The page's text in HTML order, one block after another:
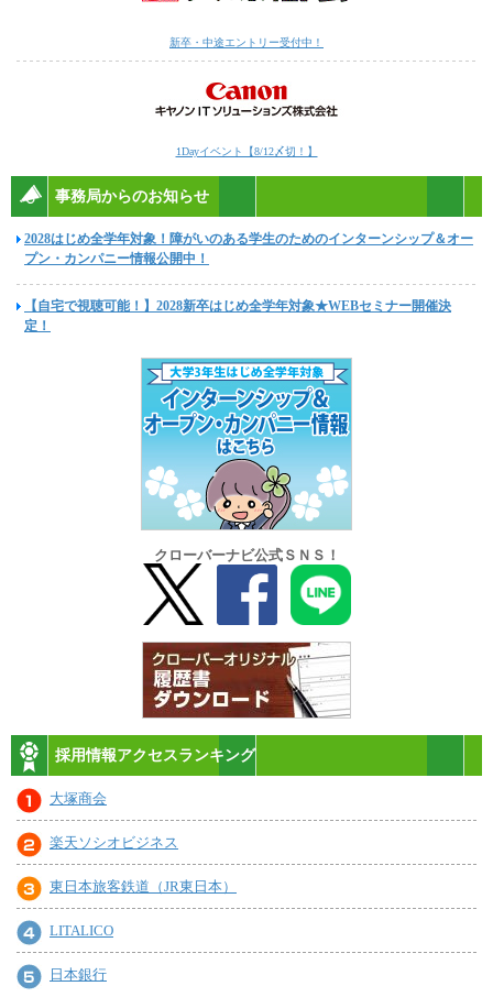
新卒・中途エントリー受付中！
1Dayイベント【8/12〆切！】
事務局からのお知らせ
2028はじめ全学年対象！障がいのある学生のためのインターンシップ＆オー
プン・カンパニー情報公開中！
【自宅で視聴可能！】2028新卒はじめ全学年対象★WEBセミナー開催決
定！
クローバーナビ公式ＳＮＳ！
採用情報アクセスランキング
大塚商会
楽天ソシオビジネス
東日本旅客鉄道（JR東日本）
LITALICO
日本銀行